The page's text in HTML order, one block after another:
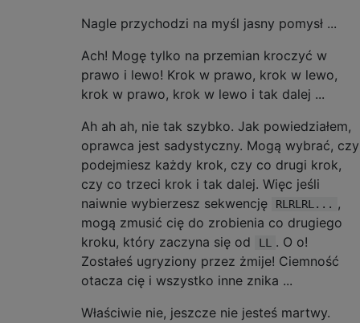
Nagle przychodzi na myśl jasny pomysł ...
Ach! Mogę tylko na przemian kroczyć w
prawo i lewo! Krok w prawo, krok w lewo,
krok w prawo, krok w lewo i tak dalej ...
Ah ah ah, nie tak szybko. Jak powiedziałem,
oprawca jest sadystyczny. Mogą wybrać, czy
podejmiesz każdy krok, czy co drugi krok,
czy co trzeci krok i tak dalej. Więc jeśli
naiwnie wybierzesz sekwencję
RLRLRL... ,
mogą zmusić cię do zrobienia co drugiego
kroku, który zaczyna się od
LL
. O o!
Zostałeś ugryziony przez żmije! Ciemność
otacza cię i wszystko inne znika ...
Właściwie nie, jeszcze nie jesteś martwy.